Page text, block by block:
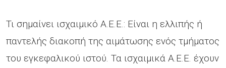
Τι σημαίνει ισχαιμικό Α.Ε.Ε.: Είναι η ελλιπής ή
παντελής διακοπή της αιμάτωσης ενός τμήματος
του εγκεφαλικού ιστού. Τα ισχαιμικά Α.Ε.Ε. έχουν